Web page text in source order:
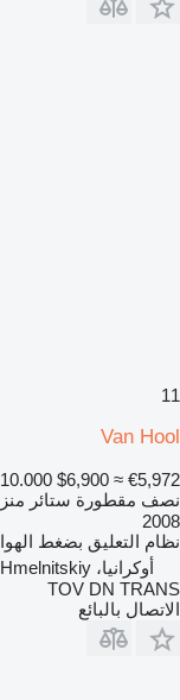
11
Van Hool
$6,900 ≈ €5,972
نصف مقطورة ستائر
2008
نظام التعليق بضغط
أوكرانيا، Hmelnitskiy
TOV DN TRANS
الاتصال بالبائع